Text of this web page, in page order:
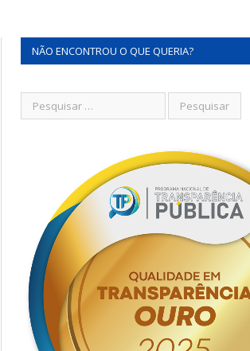
NÃO ENCONTROU O QUE QUERIA?